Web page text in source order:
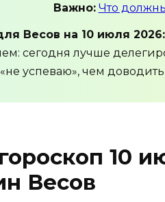
Важно: Что
Весов на 10 июля 2026:
сегодня лучше
«не успеваю», чем
10
Весов